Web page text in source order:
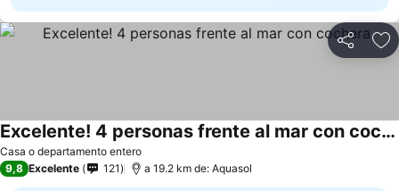
Compartir
Casa o departamento entero
Excelente! 4 personas frente al mar con cochera
Ver precios
9,8 Excelente 121 a 19.2 km de: Aquasol